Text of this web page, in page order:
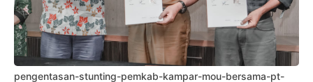
pengentasan-stunting-pemkab-kampar-mou-bersama-pt-